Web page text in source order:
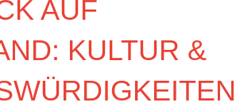
AUF
KULTUR &